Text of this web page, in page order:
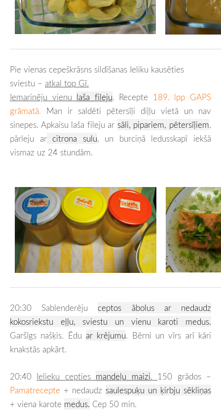
Pie vienas cepeškrāsns sildīšanas Ieliku kausēties
sviestu – atkal top Gī.
Iemarinēju vienu laša fileju. Recepte 189. lpp GAPS
grāmatā. Man ir saldēti pētersīļi diļļu vietā un nav
sinepes. Apkaisu laša fileju ar sāli, pipariem, pētersīļiem,
pārleju arcitrona sulu, un burciņā ledusskapī iekšā
vismaz uz 24 stundām.
20:30 Sablenderēju
ceptos ābolus ar nedaudz
kokosriekstu eļļu, sviestu un vienu karoti medus.
Garšīgs našķis. Ēdu ar krējumu. Bērni un vīrs arī kāri
knakstās apkārt.
20:40 Ielieku cepties mandeļu maizi. 150 grādos –
Pamatrecepte + nedaudz saulespuķu un ķirbju sēkliņas
+ viena karote medus. Cep 50 min.